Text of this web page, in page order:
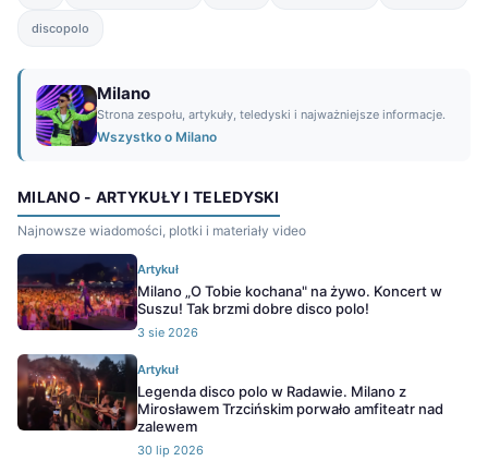
discopolo
Milano
Strona zespołu, artykuły, teledyski i najważniejsze informacje.
Wszystko o Milano
MILANO - ARTYKUŁY I TELEDYSKI
Najnowsze wiadomości, plotki i materiały video
Artykuł
Milano „O Tobie kochana" na żywo. Koncert w
Suszu! Tak brzmi dobre disco polo!
3 sie 2026
Artykuł
Legenda disco polo w Radawie. Milano z
Mirosławem Trzcińskim porwało amfiteatr nad
zalewem
30 lip 2026